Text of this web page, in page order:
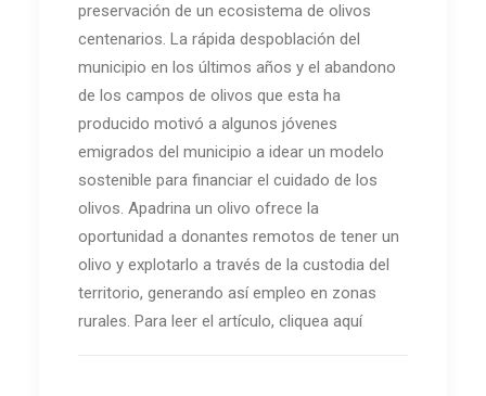
preservación de un ecosistema de olivos
centenarios. La rápida despoblación del
municipio en los últimos años y el abandono
de los campos de olivos que esta ha
producido motivó a algunos jóvenes
emigrados del municipio a idear un modelo
sostenible para financiar el cuidado de los
olivos. Apadrina un olivo ofrece la
oportunidad a donantes remotos de tener un
olivo y explotarlo a través de la custodia del
territorio, generando así empleo en zonas
rurales. Para leer el artículo, cliquea aquí